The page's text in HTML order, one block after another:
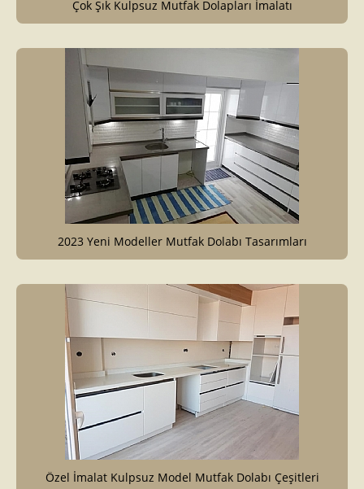
Çok Şık Kulpsuz Mutfak Dolapları İmalatı
2023 Yeni Modeller Mutfak Dolabı Tasarımları
Özel İmalat Kulpsuz Model Mutfak Dolabı Çeşitleri